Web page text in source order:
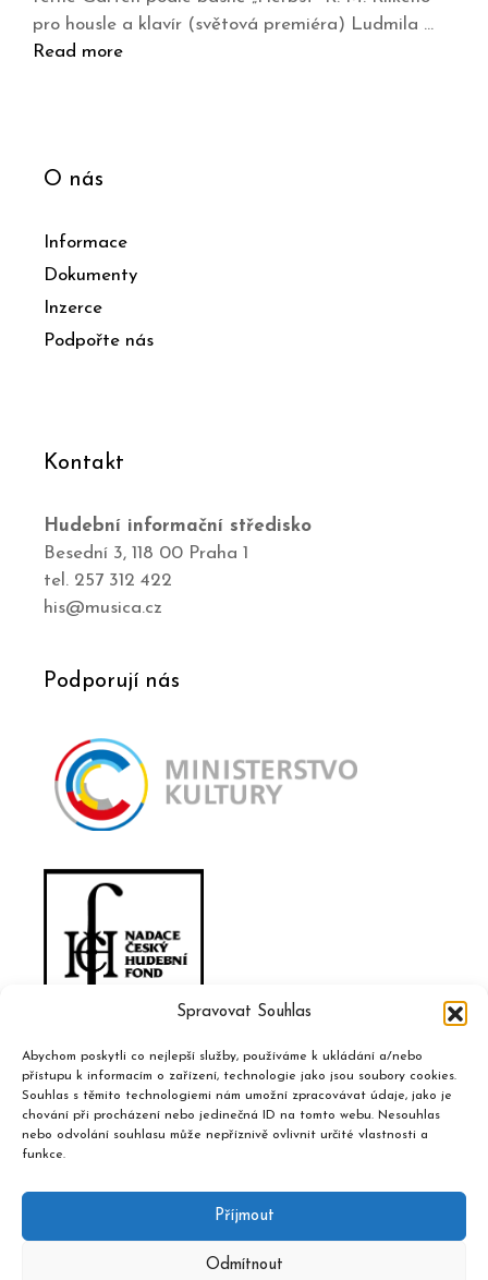
Spravovat Souhlas
Abychom poskytli co nejlepší služby, používáme k ukládání a/nebo
přístupu k informacím o zařízení, technologie jako jsou soubory cookies.
Souhlas s těmito technologiemi nám umožní zpracovávat údaje, jako je
chování při procházení nebo jedinečná ID na tomto webu. Nesouhlas
nebo odvolání souhlasu může nepříznivě ovlivnit určité vlastnosti a
funkce.
Příjmout
Odmítnout
pro housle a klavír (světová premiéra) Ludmila …
Read more
O nás
Informace
Dokumenty
Inzerce
Podpořte nás
Kontakt
Hudební informační středisko
Besední 3, 118 00 Praha 1
tel. 257 312 422
his@musica.cz
Podporují nás